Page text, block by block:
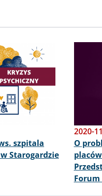
szpitala
Starogardzie
2020-
O